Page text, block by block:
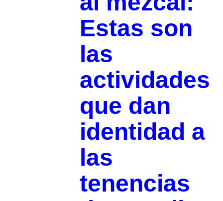
Estas son
las
actividades
que dan
identidad a
las
tenencias